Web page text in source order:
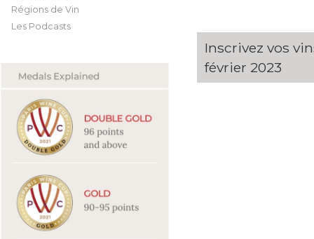
Régions de Vin
Les Podcasts
Inscrivez vos
février 2023